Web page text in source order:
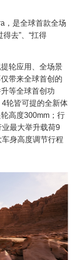
，是全球首款全场
去”、“扛得
轮应用、全场景
带来全球首创的
等全球首创功
轮皆可提的全新体
高度300mm；行
最大举升载荷9
身高度调节行程